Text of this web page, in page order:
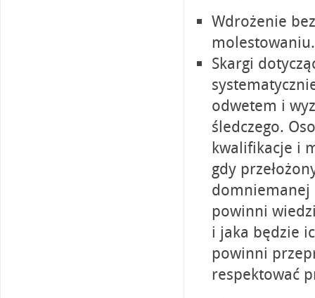
Wdrożenie
molestowaniu.
Skargi
odwetem i
śledczego.
kwalifikacje i
gdy
domniemanej
powinni
i jaka będzie
powinni
respektować